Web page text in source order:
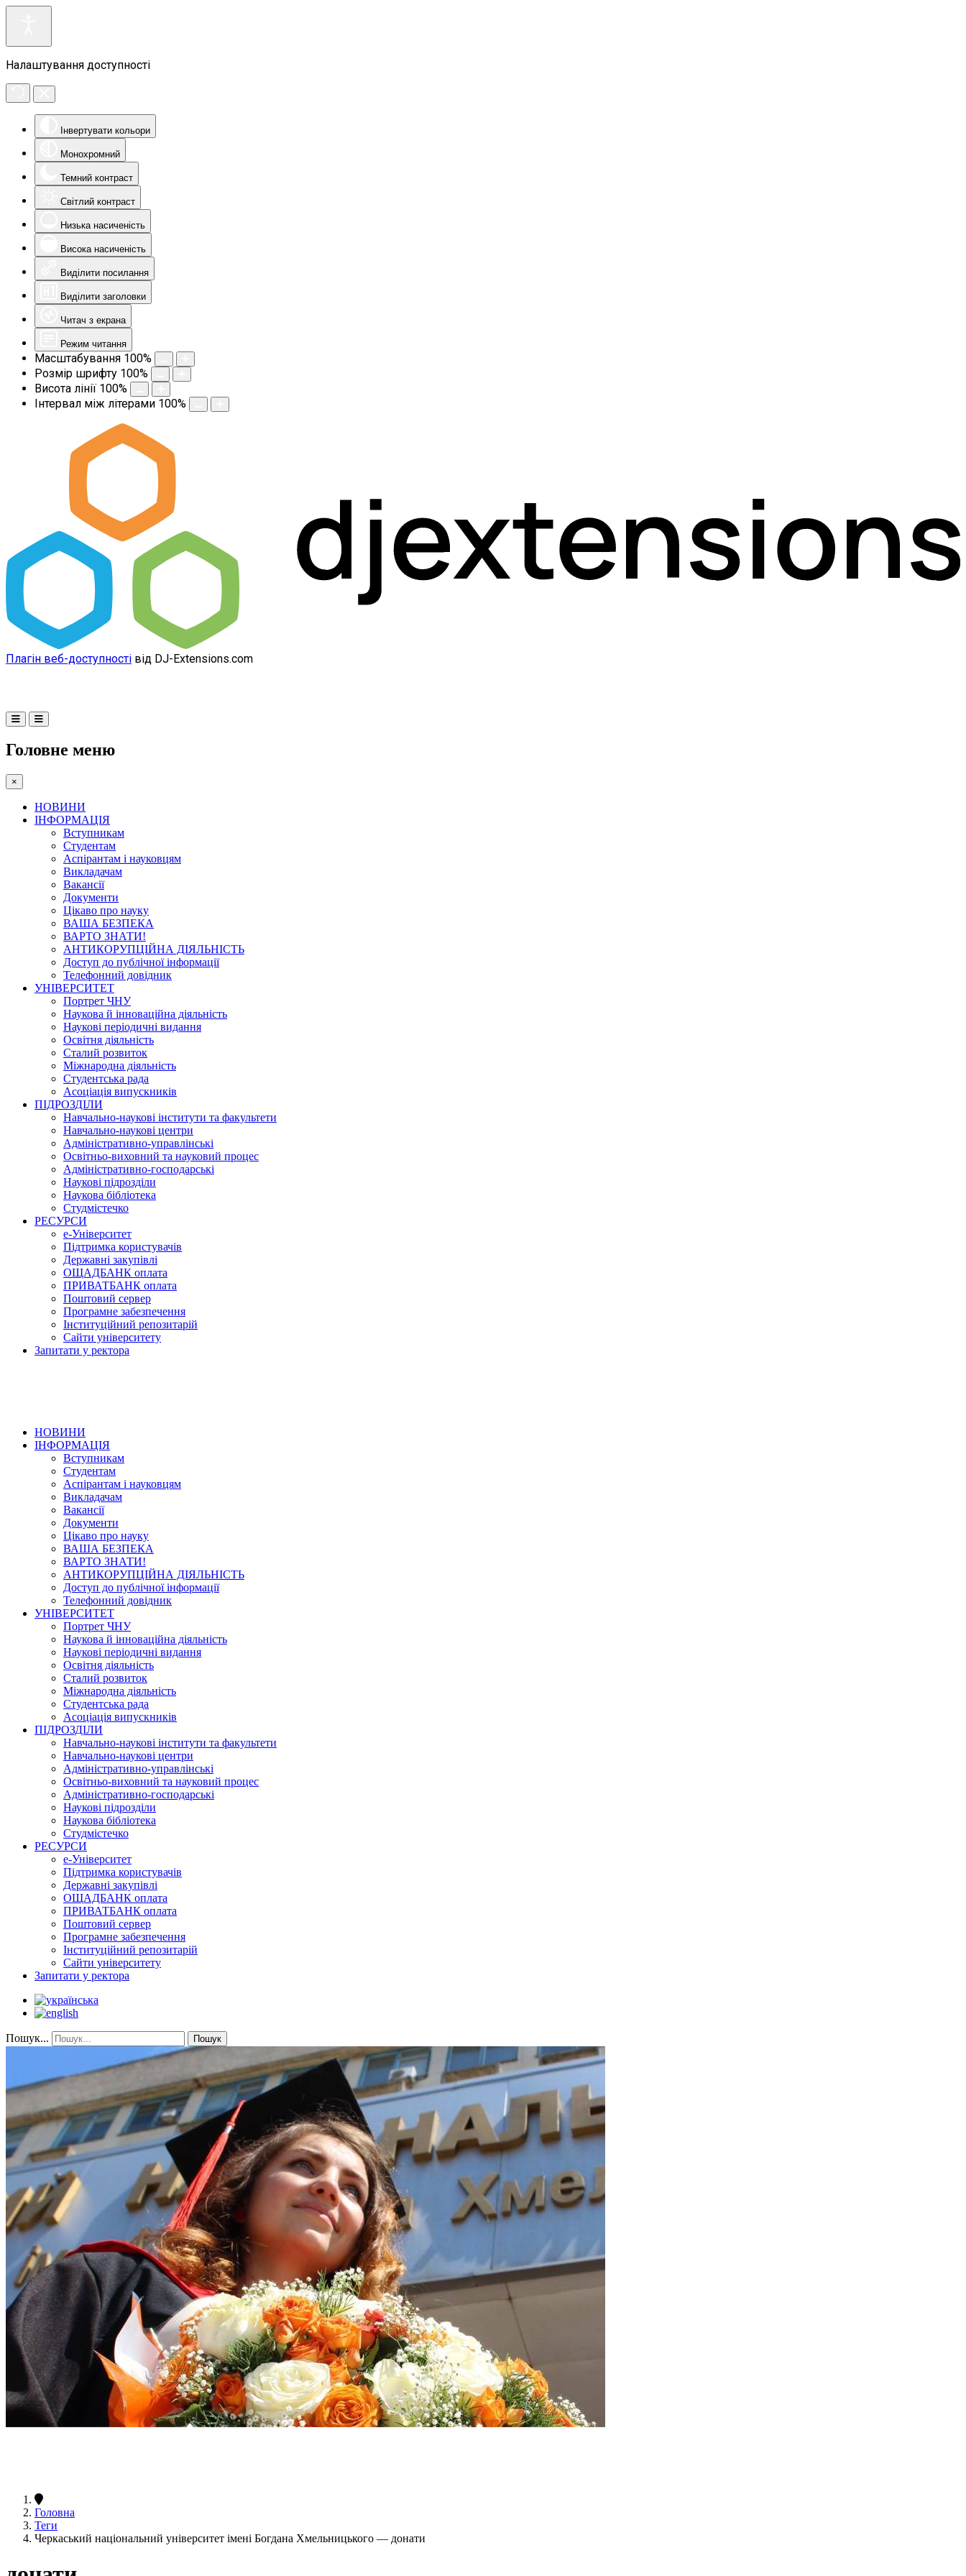
Налаштування доступності
Інвертувати кольори
Монохромний
Темний контраст
Світлий контраст
Низька насиченість
Висока насиченість
Виділити посилання
Виділити заголовки
Читач з екрана
Режим читання
Масштабування 100%
Розмір шрифту 100%
Висота лінії 100%
Інтервал між літерами 100%
Плагін веб-доступності від DJ-Extensions.com
Головне меню
×
НОВИНИ
ІНФОРМАЦІЯ
Вступникам
Студентам
Аспірантам і науковцям
Викладачам
Вакансії
Документи
Цікаво про науку
ВАША БЕЗПЕКА
ВАРТО ЗНАТИ!
АНТИКОРУПЦІЙНА ДІЯЛЬНІСТЬ
Доступ до публічної інформації
Телефонний довідник
УНІВЕРСИТЕТ
Портрет ЧНУ
Наукова й інноваційна діяльність
Наукові періодичні видання
Освітня діяльність
Сталий розвиток
Міжнародна діяльність
Студентська рада
Асоціація випускників
ПІДРОЗДІЛИ
Навчально-наукові інститути та факультети
Навчально-наукові центри
Адміністративно-управлінські
Освітньо-виховний та науковий процес
Адміністративно-господарські
Наукові підрозділи
Наукова бібліотека
Студмістечко
РЕСУРСИ
е-Університет
Підтримка користувачів
Державні закупівлі
ОЩАДБАНК оплата
ПРИВАТБАНК оплата
Поштовий сервер
Програмне забезпечення
Інституційний репозитарій
Сайти університету
Запитати у ректора
НОВИНИ
ІНФОРМАЦІЯ
Вступникам
Студентам
Аспірантам і науковцям
Викладачам
Вакансії
Документи
Цікаво про науку
ВАША БЕЗПЕКА
ВАРТО ЗНАТИ!
АНТИКОРУПЦІЙНА ДІЯЛЬНІСТЬ
Доступ до публічної інформації
Телефонний довідник
УНІВЕРСИТЕТ
Портрет ЧНУ
Наукова й інноваційна діяльність
Наукові періодичні видання
Освітня діяльність
Сталий розвиток
Міжнародна діяльність
Студентська рада
Асоціація випускників
ПІДРОЗДІЛИ
Навчально-наукові інститути та факультети
Навчально-наукові центри
Адміністративно-управлінські
Освітньо-виховний та науковий процес
Адміністративно-господарські
Наукові підрозділи
Наукова бібліотека
Студмістечко
РЕСУРСИ
е-Університет
Підтримка користувачів
Державні закупівлі
ОЩАДБАНК оплата
ПРИВАТБАНК оплата
Поштовий сервер
Програмне забезпечення
Інституційний репозитарій
Сайти університету
Запитати у ректора
Пошук... Пошук
Головна
Теги
Черкаський національний університет імені Богдана Хмельницького — донати